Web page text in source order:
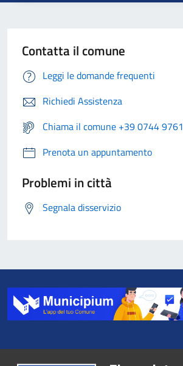
Contatta il comune
Leggi le domande frequenti
Richiedi Assistenza
Chiama il comune +39 0744 9761
Prenota un appuntamento
Problemi in città
Segnala disservizio